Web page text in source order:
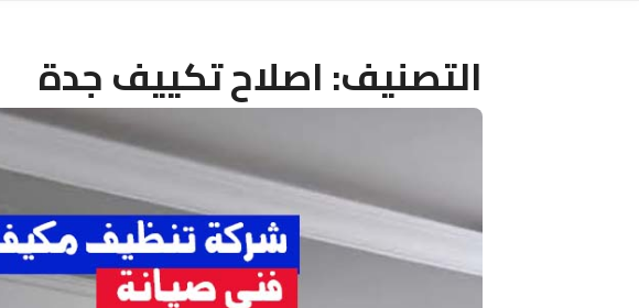
التصنيف:اصلاح تكييف جدة